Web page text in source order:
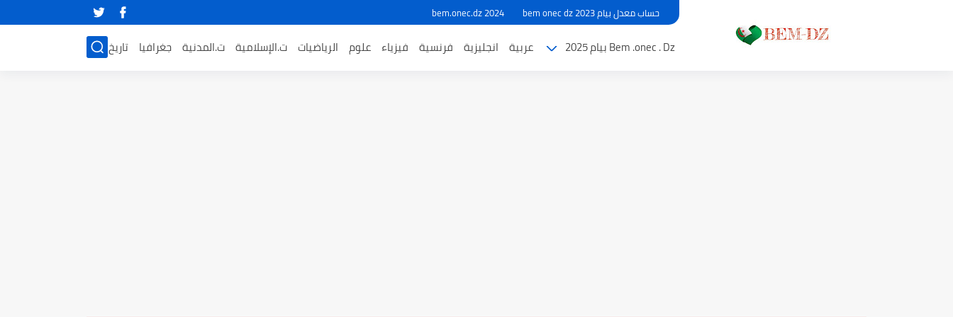
حساب معدل بيام 2023 bem onec dz bem.onec.dz 2024
Bem .onec . Dz بيام 2025 عربية انجليزية فرنسية فيزياء علوم الرياضيات ت.الإسلامية ت.المدنية جغرافيا تاريخ